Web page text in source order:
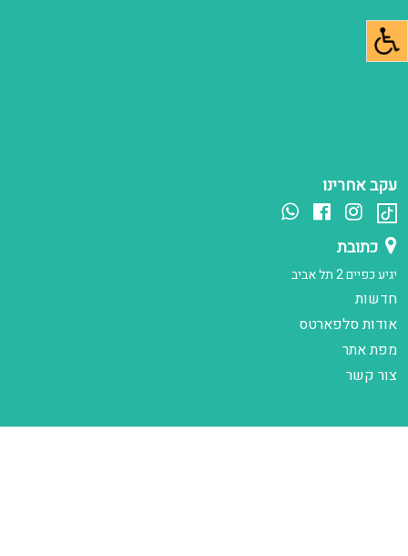
עקב אחרינו
כתובת
יגיע כפיים 2 תל אביב
חדשות
אודות סלפארטס
מפת אתר
צור קשר